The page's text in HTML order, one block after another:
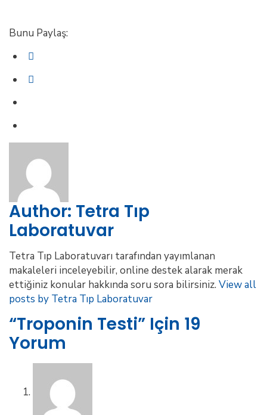
Bunu Paylaş:
Author: Tetra Tıp
Laboratuvar
Tetra Tıp Laboratuvarı tarafından yayımlanan
makaleleri inceleyebilir, online destek alarak merak
ettiğiniz konular hakkında soru sora bilirsiniz. View all
posts by Tetra Tıp Laboratuvar
“Troponin Testi” Için 19
Yorum